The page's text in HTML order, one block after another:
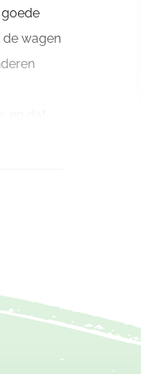
goede
de wagen
tocht
en dit